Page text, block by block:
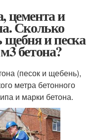
цемента и
Сколько
щебня и песка
бетона?
(песок и щебень),
метра бетонного
и марки бетона.